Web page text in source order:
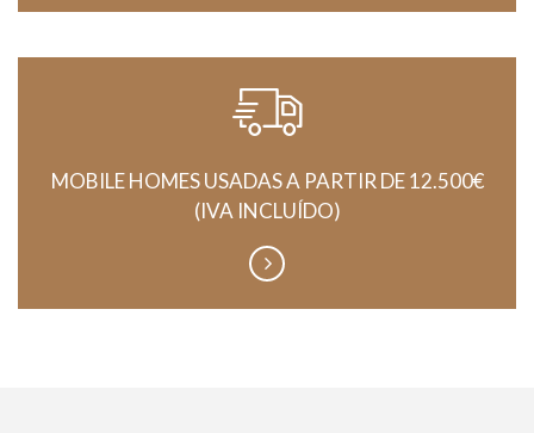
MOBILE HOMES USADAS A PARTIR DE 12.500€
(IVA INCLUÍDO)